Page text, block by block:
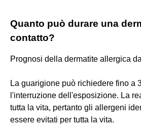
Quanto può durare una
contatto?
Prognosi della dermatite allergica
La guarigione può richiedere fino a
l'interruzione dell'esposizione. La
tutta la vita, pertanto gli allergeni
essere evitati per tutta la vita.